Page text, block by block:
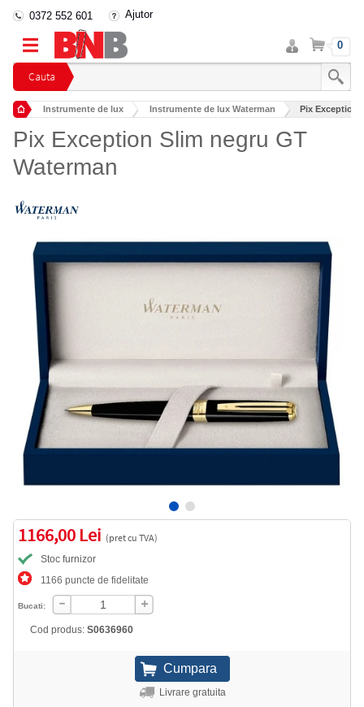
Cauta
0372 552 601 Ajutor
Intra
in
cont
Cos 0
Instrumente de lux Instrumente de lux Waterman Pix Exception
Pix Exception Slim negru GT
Waterman
1166,00 Lei (pret cu TVA)
Stoc furnizor
1166 puncte de fidelitate
Bucati:
Cod produs: S0636960
Livrare gratuita